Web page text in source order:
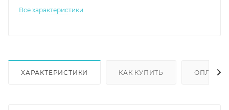
Все характеристики
ХАРАКТЕРИСТИКИ КАК КУПИТЬ ОПЛАТА